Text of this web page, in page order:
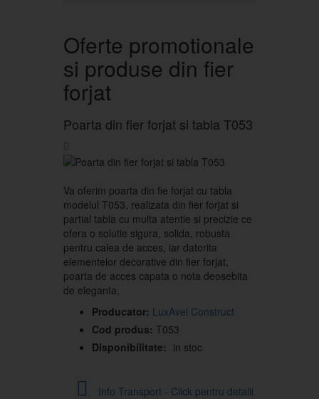
Oferte promotionale
si produse din fier
forjat
Poarta din fier forjat si tabla T053
Va oferim poarta din fie forjat cu tabla
modelul T053, realizata din fier forjat si
partial tabla cu multa atentie si precizie ce
ofera o solutie sigura, solida, robusta
pentru calea de acces, iar datorita
elementelor decorative din fier forjat,
poarta de acces capata o nota deosebita
de eleganta.
Producator: LuxAvel Construct
Cod produs: T053
Disponibilitate: in stoc
Info Transport - Click pentru detalii